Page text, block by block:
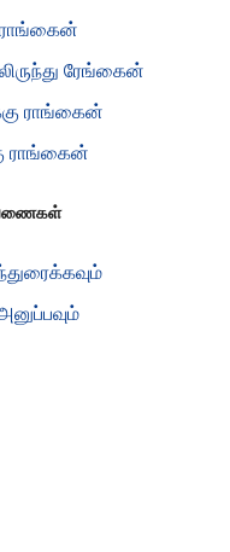
ராங்கைன்
ரேங்கைன்
ராங்கைன்
ராங்கைன்